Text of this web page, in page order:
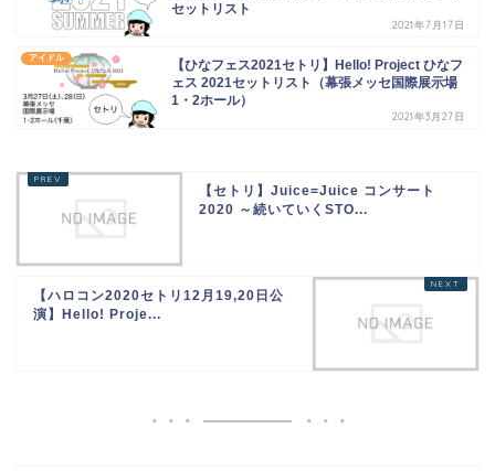
セットリスト
2021年7月17日
アイドル
【ひなフェス2021セトリ】Hello! Project ひなフ
ェス 2021セットリスト（幕張メッセ国際展示場
1・2ホール）
2021年3月27日
【セトリ】Juice=Juice コンサート
2020 ～続いていくSTO...
【ハロコン2020セトリ12月19,20日公
演】Hello! Proje...